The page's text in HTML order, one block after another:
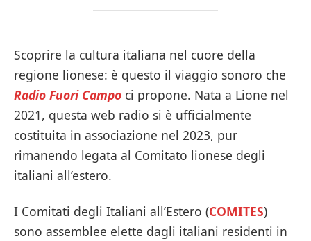
Scoprire la cultura italiana nel cuore della
regione lionese: è questo il viaggio sonoro che
Radio Fuori Campo ci propone. Nata a Lione nel
2021, questa web radio si è ufficialmente
costituita in associazione nel 2023, pur
rimanendo legata al Comitato lionese degli
italiani all’estero.
I Comitati degli Italiani all’Estero (COMITES)
sono assemblee elette dagli italiani residenti in